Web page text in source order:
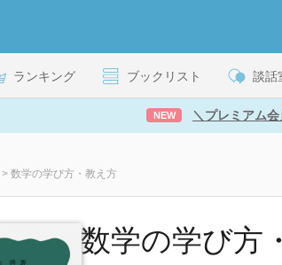
ランキング ブックリスト 談話
NEW ＼プレミアム
> 数学の学び方・教え方
数学の学び方